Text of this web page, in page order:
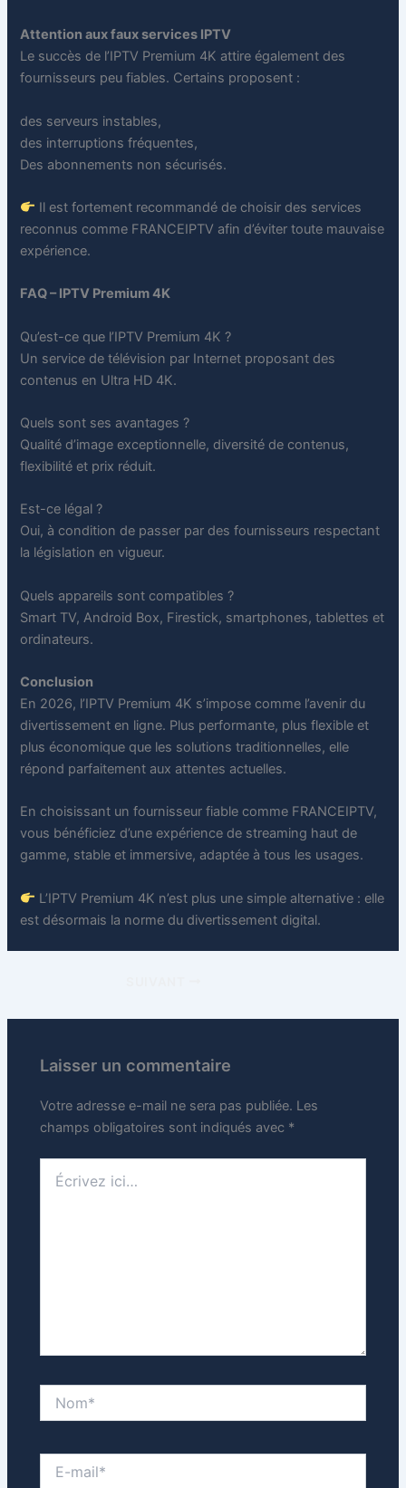
Attention aux faux services IPTV
Le succès de l’IPTV Premium 4K attire également des
fournisseurs peu fiables. Certains proposent :
des serveurs instables,
des interruptions fréquentes,
Des abonnements non sécurisés.
Il est fortement recommandé de choisir des services
reconnus comme FRANCEIPTV afin d’éviter toute mauvaise
expérience.
FAQ – IPTV Premium 4K
Qu’est-ce que l’IPTV Premium 4K ?
Un service de télévision par Internet proposant des
contenus en Ultra HD 4K.
Quels sont ses avantages ?
Qualité d’image exceptionnelle, diversité de contenus,
flexibilité et prix réduit.
Est-ce légal ?
Oui, à condition de passer par des fournisseurs respectant
la législation en vigueur.
Quels appareils sont compatibles ?
Smart TV, Android Box, Firestick, smartphones, tablettes et
ordinateurs.
Conclusion
En 2026, l’IPTV Premium 4K s’impose comme l’avenir du
divertissement en ligne. Plus performante, plus flexible et
plus économique que les solutions traditionnelles, elle
répond parfaitement aux attentes actuelles.
En choisissant un fournisseur fiable comme FRANCEIPTV,
vous bénéficiez d’une expérience de streaming haut de
gamme, stable et immersive, adaptée à tous les usages.
L’IPTV Premium 4K n’est plus une simple alternative : elle
est désormais la norme du divertissement digital.
Laisser un commentaire
Votre adresse e-mail ne sera pas publiée. Les
champs obligatoires sont indiqués avec *
ici…
mail*